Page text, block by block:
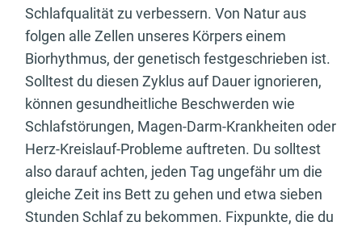
Schlafqualität zu verbessern. Von Natur aus
folgen alle Zellen unseres Körpers einem
Biorhythmus, der genetisch festgeschrieben ist.
Solltest du diesen Zyklus auf Dauer ignorieren,
können gesundheitliche Beschwerden wie
Schlafstörungen, Magen-Darm-Krankheiten oder
Herz-Kreislauf-Probleme auftreten. Du solltest
also darauf achten, jeden Tag ungefähr um die
gleiche Zeit ins Bett zu gehen und etwa sieben
Stunden Schlaf zu bekommen. Fixpunkte, die du